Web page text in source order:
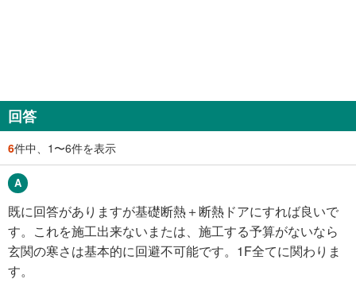
回答
6件中、1〜6件を表示
既に回答がありますが基礎断熱＋断熱ドアにすれば良いで
す。これを施工出来ないまたは、施工する予算がないなら
玄関の寒さは基本的に回避不可能です。1F全てに関わりま
す。